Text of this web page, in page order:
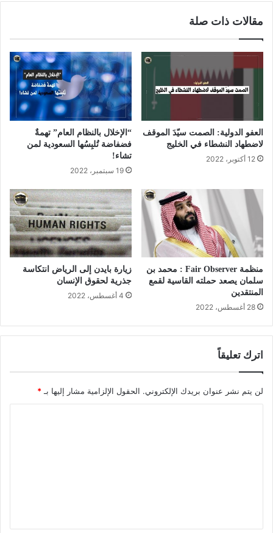
مقالات ذات صلة
العفو الدولية: الصمت سيّدَ الموقف
لاضطهاد النشطاء في الخليج
12 أكتوبر، 2022
“الإخلال بالنظام العام” تهمةٌ
فضفاضة تُلبِسُها السعودية لمن
تشاء!
19 سبتمبر، 2022
منظمة Fair Observer : محمد بن
سلمان يصعد حملته القاسية لقمع
المنتقدين
28 أغسطس، 2022
زيارة بايدن إلى الرياض انتكاسة
جذرية لحقوق الإنسان
4 أغسطس، 2022
اترك تعليقاً
لن يتم نشر عنوان بريدك الإلكتروني. الحقول الإلزامية مشار إليها بـ*